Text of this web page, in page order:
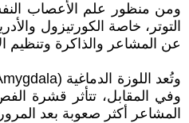
ومن منظور علم الأعصاب
التوتر، خاصة الكورتيزول
عن المشاعر والذاكرة وتنظيم
المشاعر أكثر صعوبة بعد